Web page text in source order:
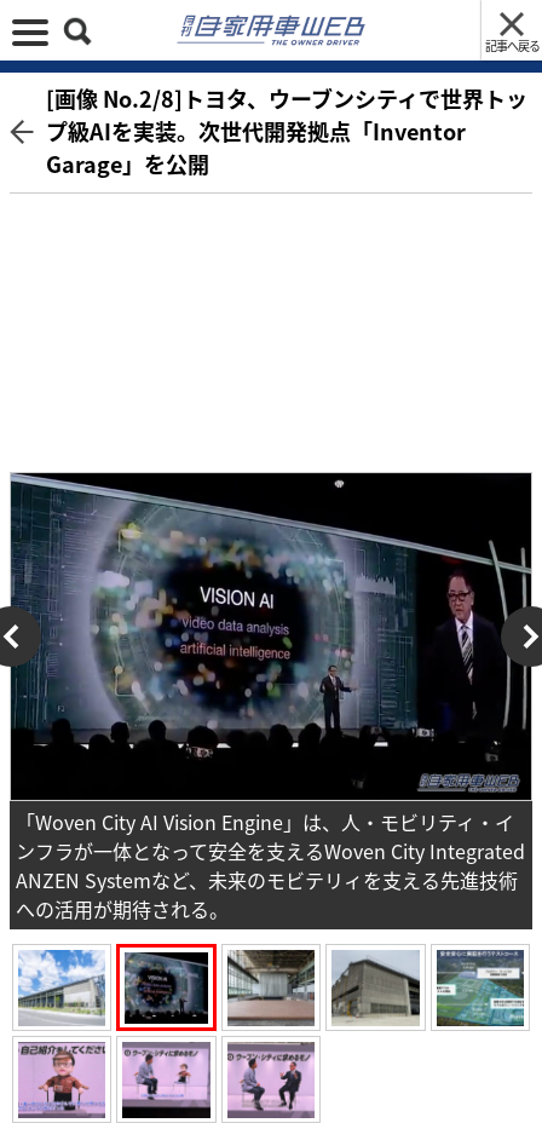
記事へ戻る
[画像 No.2/8]トヨタ、ウーブンシティで世界トッ
プ級AIを実装。次世代開発拠点「Inventor
Garage」を公開
「Woven City AI Vision Engine」は、人・モビリティ・イ
ンフラが一体となって安全を支えるWoven City Integrated
ANZEN Systemなど、未来のモビテリィを支える先進技術
への活用が期待される。